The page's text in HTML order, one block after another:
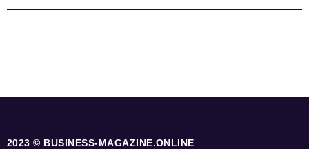
2023 © BUSINESS-MAGAZINE.ONLINE